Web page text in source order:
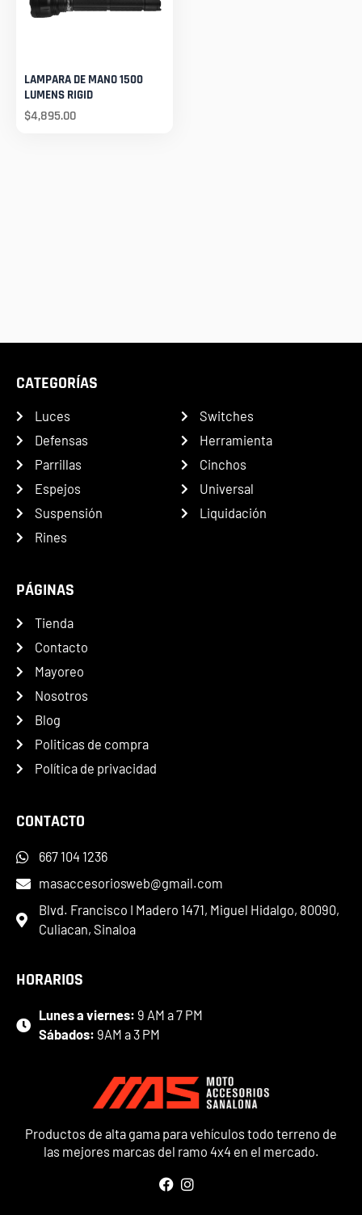
LAMPARA DE MANO 1500
LUMENS RIGID
$4,895.00
Productos de alta gama para vehículos todo terreno de
las mejores marcas del ramo 4x4 en el mercado.
CATEGORÍAS
Luces
Defensas
Parrillas
Espejos
Suspensión
Rines
Switches
Herramienta
Cinchos
Universal
Liquidación
PÁGINAS
Tienda
Contacto
Mayoreo
Nosotros
Blog
Politicas de compra
Política de privacidad
CONTACTO
667 104 1236
masaccesoriosweb@gmail.com
Blvd. Francisco I Madero 1471, Miguel Hidalgo, 80090,
Culiacan, Sinaloa
HORARIOS
Lunes a viernes: 9 AM a 7 PM
Sábados: 9AM a 3 PM